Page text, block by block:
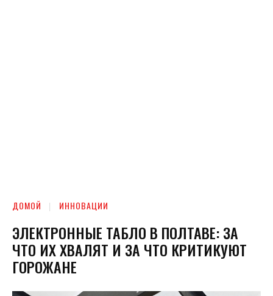
ДОМОЙ ИННОВАЦИИ
ЭЛЕКТРОННЫЕ ТАБЛО В ПОЛТАВЕ: ЗА
ЧТО ИХ ХВАЛЯТ И ЗА ЧТО КРИТИКУЮТ
ГОРОЖАНЕ